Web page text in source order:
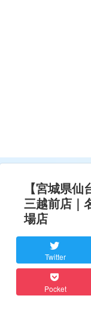
【宮城県
三越前店｜
場店
Twitter
Pocket